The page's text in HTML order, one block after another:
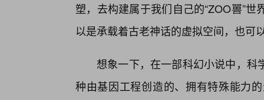
塑，去构建属于我们自己的“ZOO嘼”
以是承载着古老神话的虚拟空间，也可
想象一下，在一部科幻小说中，科
种由基因工程创造的、拥有特殊能力